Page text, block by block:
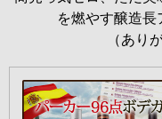
を燃やす醸造長
（あり